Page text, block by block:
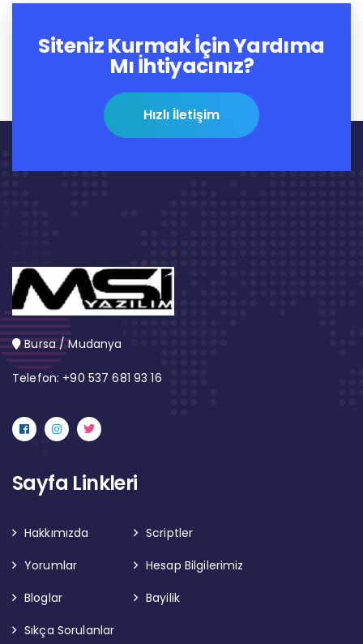
Siteniz Kurmak İçin Yardıma
Mı İhtiyacınız?
Hızlı İletişim
Bursa / Mudanya
Telefon: +90 537 681 93 16
Sayfa Linkleri
Hakkımızda
Scriptler
Yorumlar
Hesap Bilgilerimiz
Bloglar
Bayilik
Sıkça Sorulanlar